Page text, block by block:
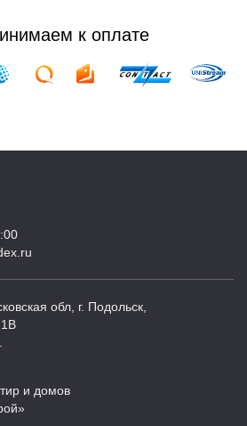
к оплате
обл, г. Подольск,
и домов